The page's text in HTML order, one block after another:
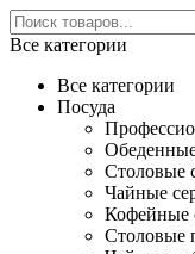
Все категории
Все категории
Посуда
Столовые
Чайные
Кофейные
Столовые